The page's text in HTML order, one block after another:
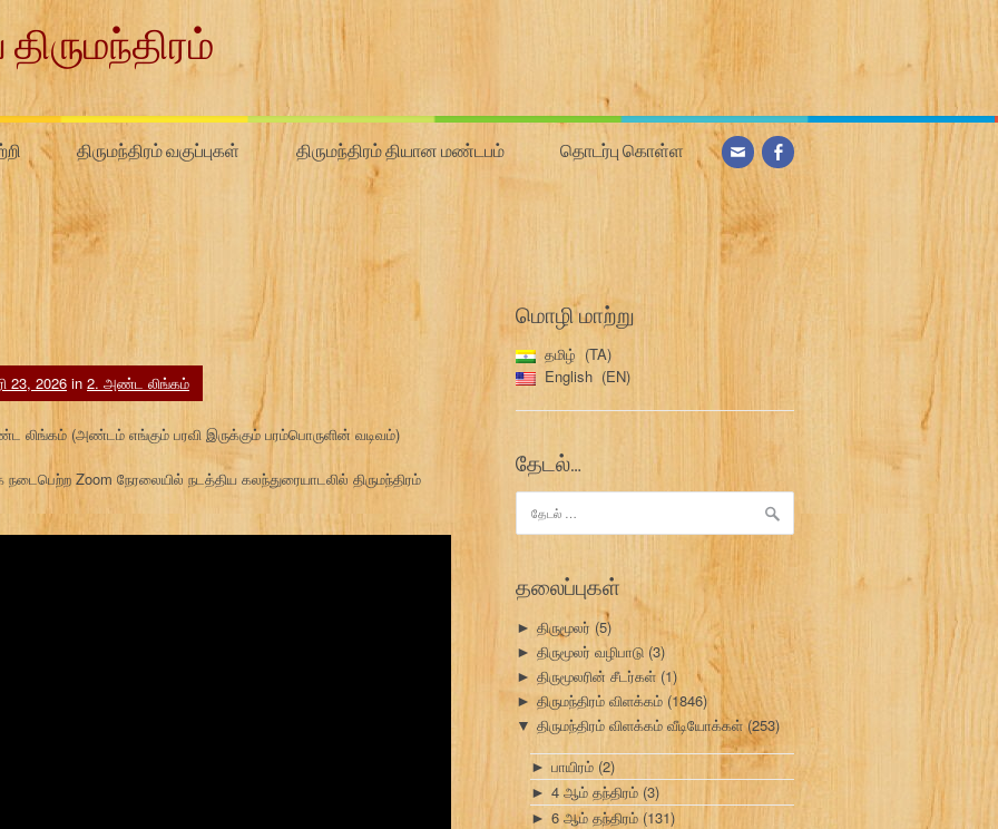
திருமந்திரம் வகுப்புகள் திருமந்திரம் தியான மண்டபம் தொடர்பு கொள்ள
23, 2026 in 2. அண்ட லிங்கம்
லிங்கம் (அண்டம் எங்கும் பரவி இருக்கும் பரம்பொருளின் வடிவம்)
Zoom நேரலையில் நடத்திய கலந்துரையாடலில் திருமந்திரம்
மொழி மாற்று
தமிழ்
TA
English
EN
தேடல்…
தேடு:
தலைப்புகள்
► திருமூலர் (5)
► திருமூலர் வழிபாடு (3)
► திருமூலரின் சீடர்கள் (1)
► திருமந்திரம் விளக்கம் (1846)
▼ திருமந்திரம் விளக்கம் வீடியோக்கள்(253)
► பாயிரம் (2)
► 4 ஆம் தந்திரம் (3)
► 6 ஆம் தந்திரம் (131)